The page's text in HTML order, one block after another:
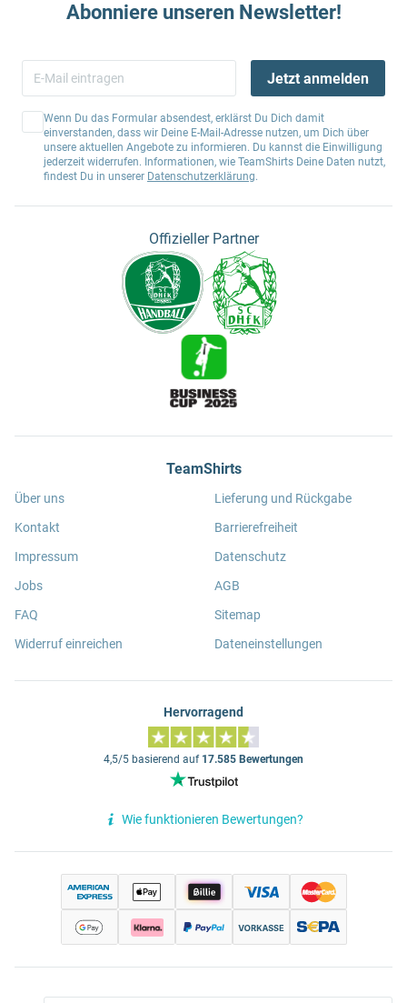
Abonniere unseren Newsletter!
Jetzt anmelden
Wenn Du das Formular absendest, erklärst Du Dich damit
einverstanden, dass wir Deine E-Mail-Adresse nutzen, um Dich über
unsere aktuellen Angebote zu informieren. Du kannst die Einwilligung
jederzeit widerrufen. Informationen, wie TeamShirts Deine Daten nutzt,
findest Du in unserer Datenschutzerklärung.
Offizieller Partner
TeamShirts
Über uns
Kontakt
Impressum
Jobs
FAQ
Widerruf einreichen
Lieferung und Rückgabe
Barrierefreiheit
Datenschutz
AGB
Sitemap
Dateneinstellungen
Hervorragend
4,5/5 basierend auf 17.585 Bewertungen
Wie funktionieren Bewertungen?